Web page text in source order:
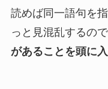
読めば同一語句を
っと見混乱するので
があることを頭に